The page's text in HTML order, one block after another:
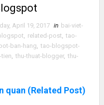
April 19, 2017 in bai-viet-
, related-post, tao-
ban-hang, tao-blogspot-
, thu-thuat-blogger, thu-
quan (Related Post)